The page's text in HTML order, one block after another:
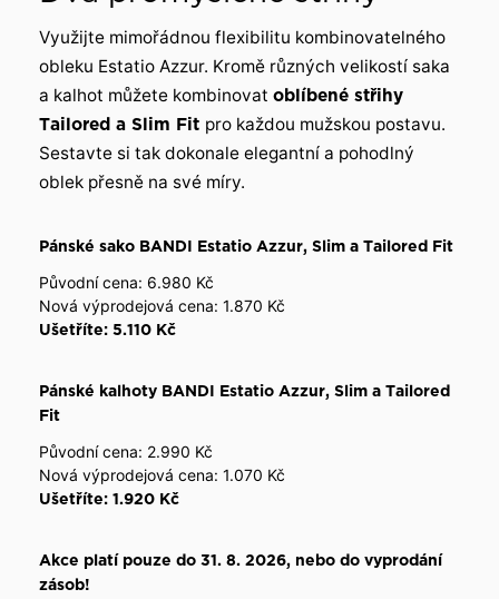
Využijte mimořádnou flexibilitu kombinovatelného
obleku Estatio Azzur. Kromě různých velikostí saka
a kalhot můžete kombinovat oblíbené střihy
Tailored a Slim Fit pro každou mužskou postavu.
Sestavte si tak dokonale elegantní a pohodlný
oblek přesně na své míry.
Pánské sako BANDI Estatio Azzur, Slim a Tailored Fit
Původní cena: 6.980 Kč
Nová výprodejová cena: 1.870 Kč
Ušetříte: 5.110 Kč
Pánské kalhoty BANDI Estatio Azzur, Slim a Tailored
Fit
Původní cena: 2.990 Kč
Nová výprodejová cena: 1.070 Kč
Ušetříte: 1.920 Kč
Akce platí pouze do 31. 8. 2026, nebo do vyprodání
zásob!